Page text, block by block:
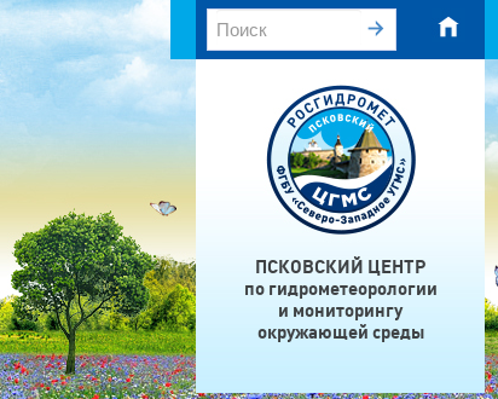
ПСКОВСКИЙ ЦЕНТР
по гидрометеорологии
и мониторингу
окружающей среды